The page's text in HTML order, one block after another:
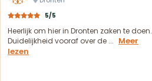
5/5
Heerlijk om hier in Dronten zaken te doen.
Duidelijkheid vooraf over de ... Meer
lezen